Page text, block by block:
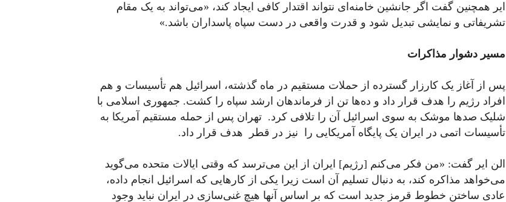
ایر همچنین گفت اگر جانشین خامنه‌ای نتواند اقتدار کافی ایجاد کند، «می‌تواند به یک مقام
تشریفاتی و نمایشی تبدیل شود و قدرت واقعی در دست سپاه پاسداران باشد.»
مسیر دشوار مذاکرات
پس از آغاز یک کارزار گسترده از حملات مستقیم در ماه گذشته، اسرائیل هم تأسیسات و هم
افراد رژیم را هدف قرار داد و ده‌ها تن از فرماندهان ارشد سپاه را کشت. جمهوری اسلامی با
شلیک صدها موشک به سوی اسرائیل آن را تلافی کرد. تهران پس از حمله مستقیم آمریکا به
تأسیسات اتمی در ایران یک پایگاه آمریکایی را نیز در قطر هدف قرار داد.
الن ایر گفت: «من فکر می‌کنم [رژیم] ایران از این می‌ترسد که وقتی ایالات متحده می‌گوید
می‌خواهد مذاکره کند، به دنبال تسلیم آن است زیرا یکی از کارهایی که اسرائیل انجام داده،
عادی ساختن خطوط قرمز جدید است که بر اساس آنها هیچ غنی‌سازی در ایران نباید وجود